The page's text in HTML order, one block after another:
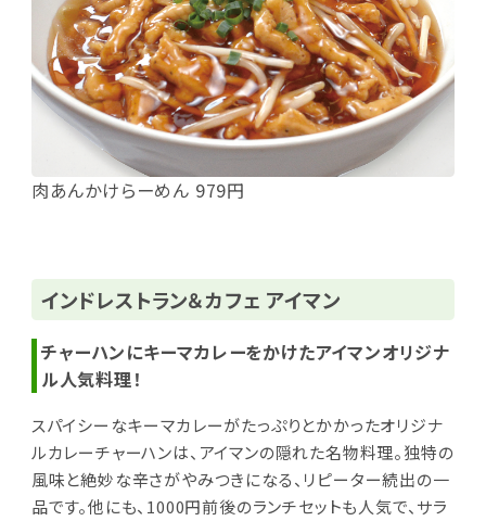
肉あんかけらーめん 979円
インドレストラン＆カフェ アイマン
チャーハンにキーマカレーをかけたアイマンオリジナ
ル人気料理！
スパイシーなキーマカレーがたっぷりとかかったオリジナ
ルカレーチャーハンは、アイマンの隠れた名物料理。独特の
風味と絶妙な辛さがやみつきになる、リピーター続出の一
品です。他にも、1000円前後のランチセットも人気で、サラ